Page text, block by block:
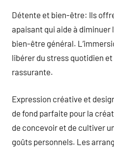
Détente et bien-être: Ils
apaisant qui aide à diminuer
bien-être général.
libérer du stress quotidien
rassurante.
Expression créative et
de fond parfaite pour la
de concevoir et de cultiver
goûts personnels. Les